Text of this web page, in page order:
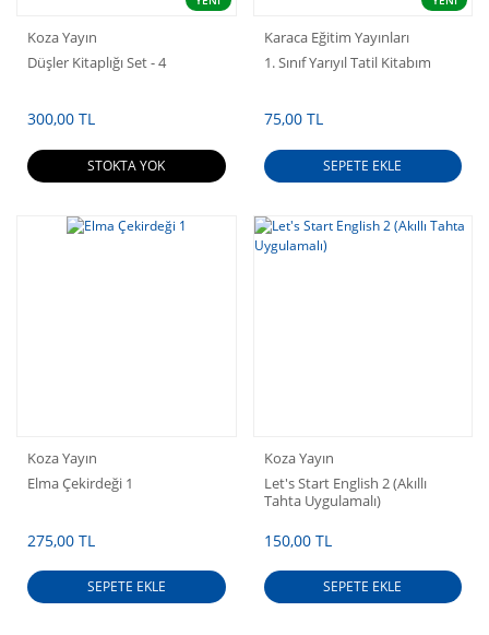
Koza Yayın
Düşler Kitaplığı Set - 4
300,00 TL
STOKTA YOK
Karaca Eğitim Yayınları
1. Sınıf Yarıyıl Tatil Kitabım
75,00 TL
SEPETE EKLE
Koza Yayın
Elma Çekirdeği 1
275,00 TL
SEPETE EKLE
Koza Yayın
Let's Start English 2 (Akıllı
Tahta Uygulamalı)
150,00 TL
SEPETE EKLE